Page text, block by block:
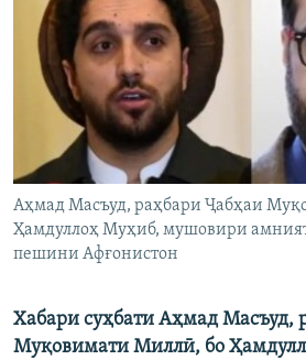
ГУЗОРИШҲОИ РАДИОӢ
Русский
ПАЙГИРӢ КУНЕД
Ҳамаи сомонаҳои RFE/RL
Аҳмад Масъуд, раҳбари Ҷабҳаи
Ҳамдуллоҳ Муҳиб, мушовири
пешини Афғонистон
Хабари суҳбати Аҳмад Масъуд,
Муқовимати Миллӣ, бо